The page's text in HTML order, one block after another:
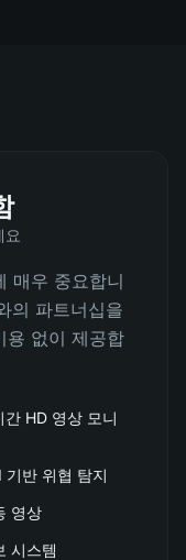
요
매우 중요합니
의 파트너십을
용 없이 제공합
HD 영상 모니
반 위협 탐지
영상
시스템